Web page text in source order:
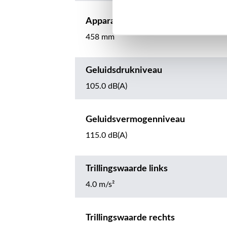
Apparaatlengte met klauw
458 mm
Geluidsdrukniveau
105.0 dB(A)
Geluidsvermogenniveau
115.0 dB(A)
Trillingswaarde links
4.0 m/s²
Trillingswaarde rechts